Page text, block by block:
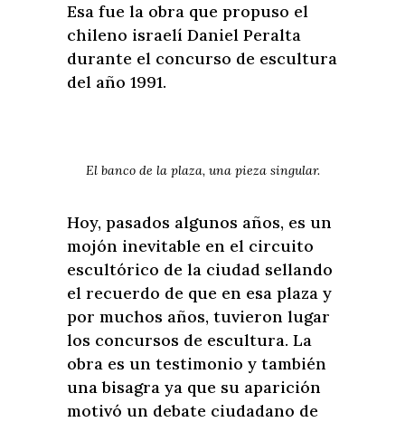
Esa fue la obra que propuso el
chileno israelí Daniel Peralta
durante el concurso de escultura
del año 1991.
El banco de la plaza, una pieza singular.
Hoy, pasados algunos años, es un
mojón inevitable en el circuito
escultórico de la ciudad sellando
el recuerdo de que en esa plaza y
por muchos años, tuvieron lugar
los concursos de escultura. La
obra es un testimonio y también
una bisagra ya que su aparición
motivó un debate ciudadano de